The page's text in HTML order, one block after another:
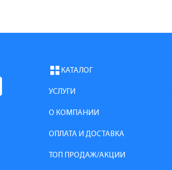
КАТАЛОГ
УСЛУГИ
О КОМПАНИИ
ОПЛАТА И ДОСТАВКА
ТОП ПРОДАЖ/АКЦИИ